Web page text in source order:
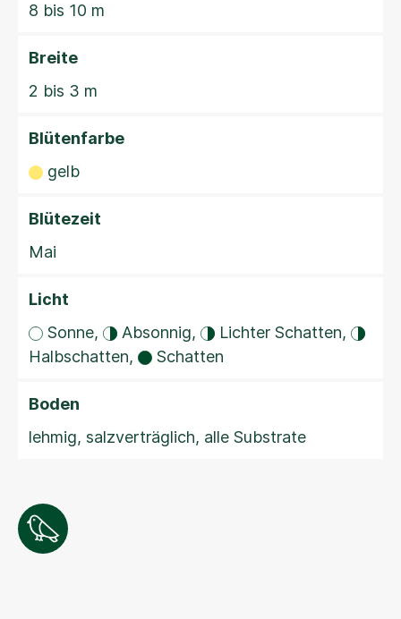
8 bis 10 m
Breite
2 bis 3 m
Blütenfarbe
gelb
Blütezeit
Mai
Licht
Sonne,
Absonnig,
Lichter Schatten,
Halbschatten,
Schatten
Boden
lehmig, salzverträglich, alle Substrate